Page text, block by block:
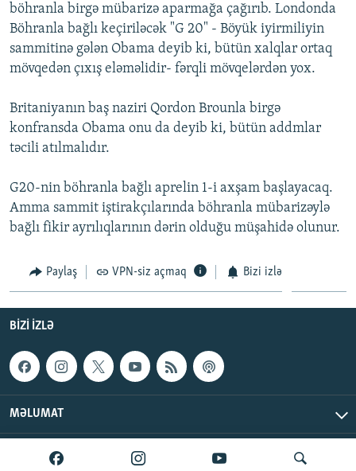
ARAŞDIRMA
MULTIMEDIA
VIDEO
FOTOQALEREYA
İNFOQRAFIKA
RADIO ARXIV
OXU ZALI
AZƏRBAYCAN ƏDƏBIYYATI KITABXANASI
İZ - MƏDƏNIYYƏT PROQRAMI
HAQQIMIZDA
MISSIYAMIZ
MATERIALLARIMIZDAN ISTIFADƏ
AZADLIQRADIOSU MOBIL TELEFONUNUZDA
XƏBƏR BÜLLETENLƏRIMIZ
BIZI IZLƏ
RFE/RL-in bütün saytları
böhranla birgə mübarizə aparmağa çağırıb. Londonda
Böhranla bağlı keçiriləcək "G 20" - Böyük iyirmiliyin
sammitinə gələn Obama deyib ki, bütün xalqlar ortaq
mövqedən çıxış eləməlidir- fərqli mövqelərdən yox.
Britaniyanın baş naziri Qordon Brounla birgə
konfransda Obama onu da deyib ki, bütün addmlar
təcili atılmalıdır.
G20-nin böhranla bağlı aprelin 1-i axşam başlayacaq.
Amma sammit iştirakçılarında böhranla mübarizəylə
bağlı fikir ayrılıqlarının dərin olduğu müşahidə olunur.
Paylaş VPN-siz açmaq Bizi izlə
BIZI IZLƏ
MƏLUMAT
AzadlıqRadiosu © 2026 Inc. | Bütün hüquqlar qorunur